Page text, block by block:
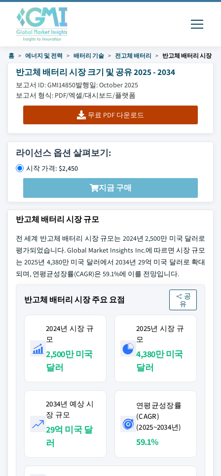
홈 에너지 및 전력 배터리 기술 전고체 배터리 반고체 배터리 시장
반고체 배터리 시장 크기 및 공유 2025 - 2034
보고서 ID: GMI14850발행일: October 2025
보고서 형식: PDF/엑셀/대시보드/플랫폼
무료 PDF 다운로드
라이선스 옵션 살펴보기:
시작 가격: $2,450
지금 구매
반고체 배터리 시장 규모
전 세계 반고체 배터리 시장 규모는 2024년 2,500만 미국 달러로
평가되었습니다. Global Market Insights Inc.에 따르면 시장 규모
는 2025년 4,380만 미국 달러에서 2034년 29억 미국 달러로 확대
되며, 연평균성장률(CAGR)은 59.1%에 이를 전망입니다.
반고체 배터리 시장 주요 요점
공
유
2024년 시장 규
모
2,500만 미국
달러
2025년 시장 규
모
4,380만 미국
달러
2034년 예상 시
장 규모
29억 미국 달
러
연평균성장률
(CAGR)
(2025~2034년)
59.1%